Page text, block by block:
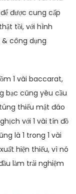
được cung cấp
tồi, với hình
công dụng
1 vài baccarat,
bạc cũng yêu cầu
thiếu mật đáo
với 1 vài tín đồ
là 1 trong 1 vài
hiện thiếu, vì nó
làm trải nghiệm